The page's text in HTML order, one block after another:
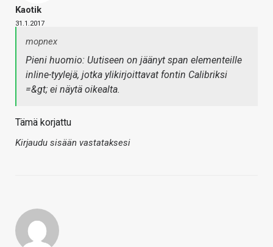
Kaotik
31.1.2017
mopnex
Pieni huomio: Uutiseen on jäänyt span elementeille
inline-tyylejä, jotka ylikirjoittavat fontin Calibriksi
=&gt; ei näytä oikealta.
Tämä korjattu
Kirjaudu sisään vastataksesi